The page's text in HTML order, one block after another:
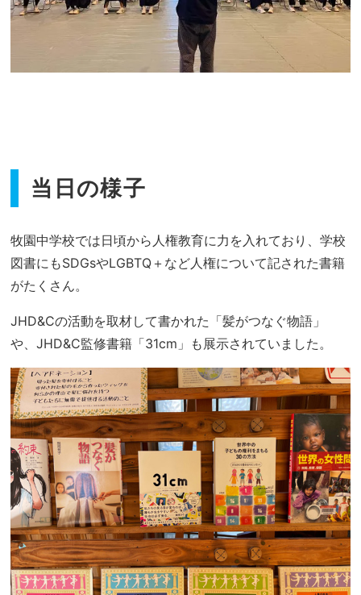
当日の様子
牧園中学校では日頃から人権教育に力を入れており、学校
図書にもSDGsやLGBTQ＋など人権について記された書籍
がたくさん。
JHD&Cの活動を取材して書かれた「髪がつなぐ物語」
や、JHD&C監修書籍「31cm」も展示されていました。